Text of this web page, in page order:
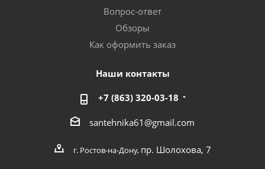
Вопрос-ответ
Обзоры
Как оформить заказ
Наши контакты
+7 (863) 320-03-18
santehnika61@gmail.com
г. Ростов-на-Дону, пр. Шолохова, 7